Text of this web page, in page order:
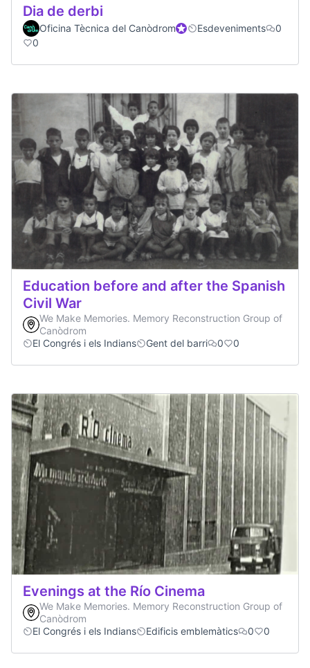
Dia de derbi
Oficina Tècnica del CanòdromOfficial participant
Esdeveniments
0
0
Education before and after the Spanish
Civil War
We Make Memories. Memory Reconstruction Group of
Canòdrom
El Congrés i els Indians
Gent del barri 0 0
Evenings at the Río Cinema
We Make Memories. Memory Reconstruction Group of
Canòdrom
El Congrés i els Indians
Edificis emblemàtics 0 0